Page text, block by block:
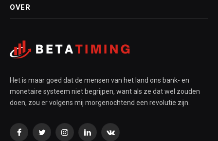
OVER
Het is maar goed dat de mensen van het land ons bank- en
monetaire systeem niet begrijpen, want als ze dat wel zouden
doen, zou er volgens mij morgenochtend een revolutie zijn.
FacebookTwitterInstagramLinkedInVKontakte